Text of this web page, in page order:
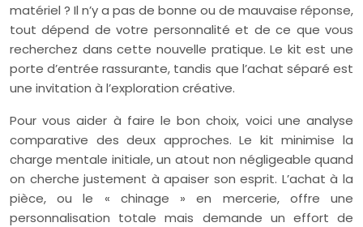
matériel ? Il n’y a pas de bonne ou de mauvaise réponse,
tout dépend de votre personnalité et de ce que vous
recherchez dans cette nouvelle pratique. Le kit est une
porte d’entrée rassurante, tandis que l’achat séparé est
une invitation à l’exploration créative.
Pour vous aider à faire le bon choix, voici une analyse
comparative des deux approches. Le kit minimise la
charge mentale initiale, un atout non négligeable quand
on cherche justement à apaiser son esprit. L’achat à la
pièce, ou le « chinage » en mercerie, offre une
personnalisation totale mais demande un effort de